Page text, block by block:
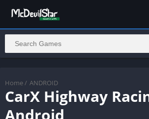
Home / ANDROID
CarX Highway
Android